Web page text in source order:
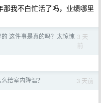
我不白忙活了吗，业绩哪里
这件事是真的吗？太惊悚 3 天
前
给室内降温？ 3 天前